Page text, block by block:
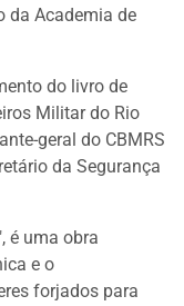
da Academia de
do livro de
Militar do Rio
geral do CBMRS
da Segurança
é uma obra
e o
forjados para